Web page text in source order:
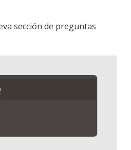
sección de preguntas